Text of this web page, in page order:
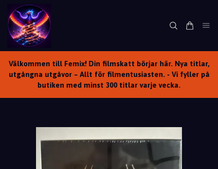
Välkommen till Femix! Din filmskatt börjar här. Nya titlar,
utgångna utgåvor – Allt för filmentusiasten. - Vi fyller på
butiken med minst 300 titlar varje vecka.